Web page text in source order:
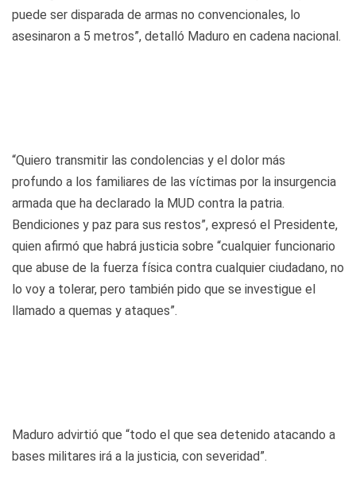
puede ser disparada de armas no convencionales, lo
asesinaron a 5 metros”, detalló Maduro en cadena nacional.
“Quiero transmitir las condolencias y el dolor más
profundo a los familiares de las víctimas por la insurgencia
armada que ha declarado la MUD contra la patria.
Bendiciones y paz para sus restos”, expresó el Presidente,
quien afirmó que habrá justicia sobre “cualquier funcionario
que abuse de la fuerza física contra cualquier ciudadano, no
lo voy a tolerar, pero también pido que se investigue el
llamado a quemas y ataques”.
Maduro advirtió que “todo el que sea detenido atacando a
bases militares irá a la justicia, con severidad”.